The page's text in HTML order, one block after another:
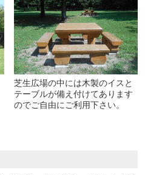
芝生広場の中には木製のイスと
テーブルが備え付けてあります
のでご自由にご利用下さい。